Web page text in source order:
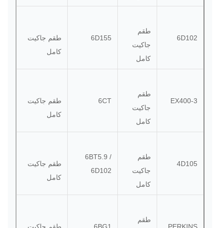
6D102
طقم
جاكيت
كامل
6D155
طقم جاكيت
كامل
EX400-3
طقم
جاكيت
كامل
6CT
طقم جاكيت
كامل
4D105
طقم
جاكيت
كامل
6BT5.9 /
6D102
طقم جاكيت
كامل
طقم